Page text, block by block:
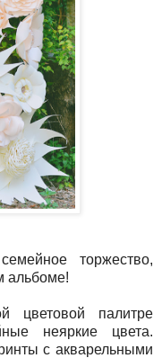
торжество,
альбоме!
палитре
неяркие цвета.
с акварельными